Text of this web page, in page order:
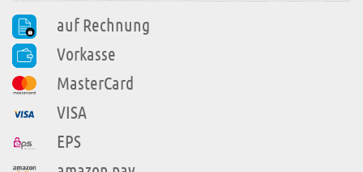
auf Rechnung
Vorkasse
MasterCard
VISA
EPS